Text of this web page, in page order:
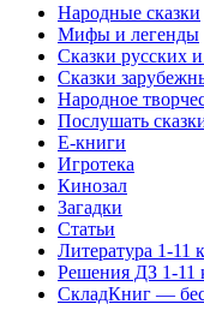
Народные сказки
Мифы и легенды
Сказки русских
Сказки
Народное
Послушать
Е-книги
Игротека
Кинозал
Загадки
Статьи
Литература 1-11
Решения ДЗ 1-11
СкладКниг —